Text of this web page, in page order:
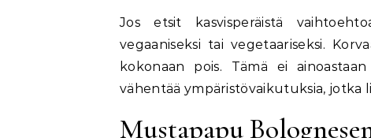
Jos etsit kasvisperäistä
vegaaniseksi tai vegetaariseksi.
kokonaan pois. Tämä ei
vähentää ympäristövaikutuksia,
Mustapapu